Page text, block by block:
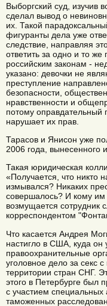
Выборгский суд, изучив
сделал вывод о
их. Такой
фигуранты дела уже
следствие, направляя
ответить за одно и то
российским законам -
указано: девочки не
преступление
безопасности,
нравственности и
потому оправдательный
нарушает их прав.
Тарасов и Янисон уже
2006 года, вынесенного
Такая юридическая
«Получается, что никто
измывался? Никаких
совершалось? И кому им
возмущается сотрудник
корреспондентом
Что касается Андрея
настигло в США, куда он
правоохранительные
уголовное дело за секс
территории стран СНГ.
этого в Петербурге был
с участием
таможенных